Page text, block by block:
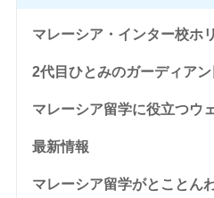
マレーシア・インター校ホ
2代目ひとみのガーディア
マレーシア留学に役立つウ
最新情報
マレーシア留学がとことん